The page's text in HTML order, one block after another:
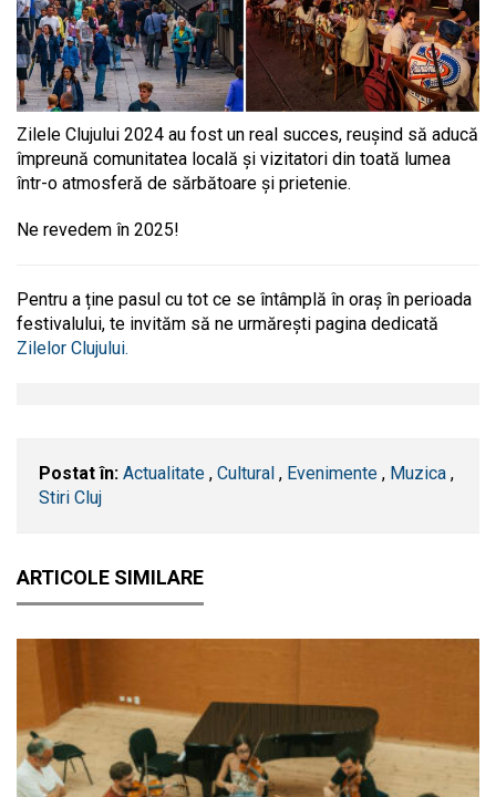
Zilele Clujului 2024 au fost un real succes, reușind să aducă
împreună comunitatea locală și vizitatori din toată lumea
într-o atmosferă de sărbătoare și prietenie.
Ne revedem în 2025!
Pentru a ține pasul cu tot ce se întâmplă în oraș în perioada
festivalului, te invităm să ne urmărești pagina dedicată
Zilelor Clujului.
Postat în: Actualitate , Cultural , Evenimente , Muzica ,
Stiri Cluj
ARTICOLE SIMILARE